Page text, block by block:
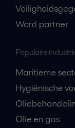
Word partner
Populaire
Maritieme
Hygiënische
Olie en gas